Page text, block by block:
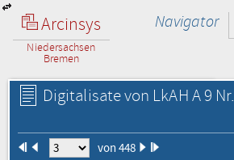
Arcinsys
Niedersachsen
Bremen
Navigator
Digitalisate von LkAH A 9
von 448